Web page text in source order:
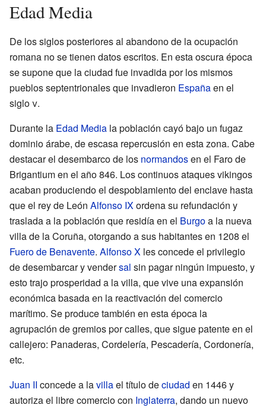
Edad Media
De los siglos posteriores al abandono de la ocupación
romana no se tienen datos escritos. En esta oscura época
se supone que la ciudad fue invadida por los mismos
pueblos septentrionales que invadieron Españaen el
siglov.
Durante la Edad Media la población cayó bajo un fugaz
dominio árabe, de escasa repercusión en esta zona. Cabe
destacar el desembarco de los normandosen el Faro de
Brigantium en el año 846. Los continuos ataques vikingos
acaban produciendo el despoblamiento del enclave hasta
que el rey de León Alfonso IXordena su refundación y
traslada a la población que residía en el Burgoa la nueva
villa de la Coruña, otorgando a sus habitantes en 1208 el
Fuero de Benavente. Alfonso X les concede el privilegio
de desembarcar y vendersal sin pagar ningún impuesto, y
esto trajo prosperidad a la villa, que vive una expansión
económica basada en la reactivación del comercio
marítimo. Se produce también en esta época la
agrupación de gremios por calles, que sigue patente en el
callejero: Panaderas, Cordelería, Pescadería, Cordonería,
etc.
Juan II concede a lavillael título deciudad en 1446 y
autoriza el libre comercio con Inglaterra, dando un nuevo